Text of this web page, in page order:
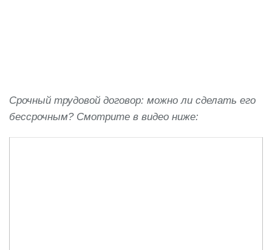
Срочный трудовой договор: можно ли сделать его
бессрочным? Смотрите в видео ниже: